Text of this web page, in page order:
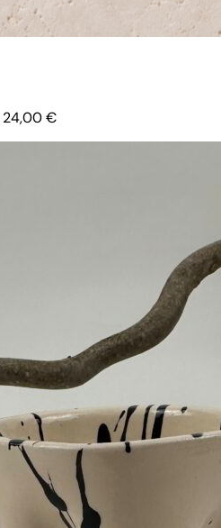
24,00€